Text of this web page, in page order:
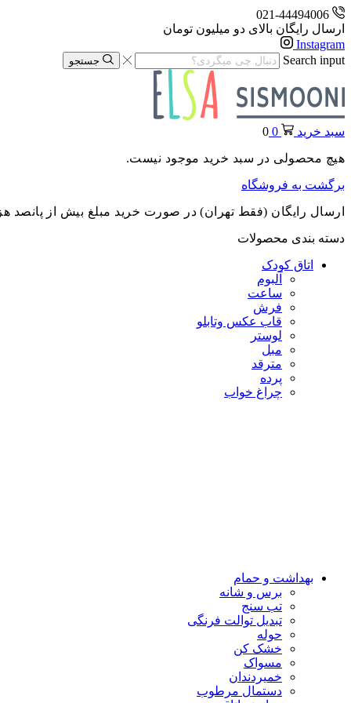
021-44494006
ارسال رایگان بالای دو میلیون تومان
Instagram
Search input
جستجو
سبد خرید 0
0
هیچ محصولی در سبد خرید موجود نیست.
برگشت به فروشگاه
ارسال رایگان (فقط تهران) در صورت خرید مبلغ بیش از پانصد
دسته بندی محصولات
اتاق کودک
آلبوم
ساعت
فرش
قاب عکس وتابلو
لوستر
مبل
مترقد
پرده
چراغ خواب
بهداشت و حمام
برس و شانه
تب سنج
تبدیل توالت فرنگی
حوله
خشک کن
مسواک
خمیردندان
دستمال مرطوب